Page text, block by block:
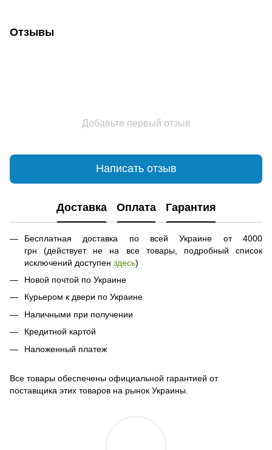
Отзывы
Добавьте первый отзыв
Написать отзыв
Доставка Оплата Гарантия
Бесплатная доставка по всей Украине от 4000
грн (действует не на все товары, подробный список
исключений доступен здесь)
Новой почтой по Украине
Курьером к двери по Украине
Наличными при получении
Кредитной картой
Наложенный платеж
Все товары обеспечены официальной гарантией от
поставщика этих товаров на рынок Украины.